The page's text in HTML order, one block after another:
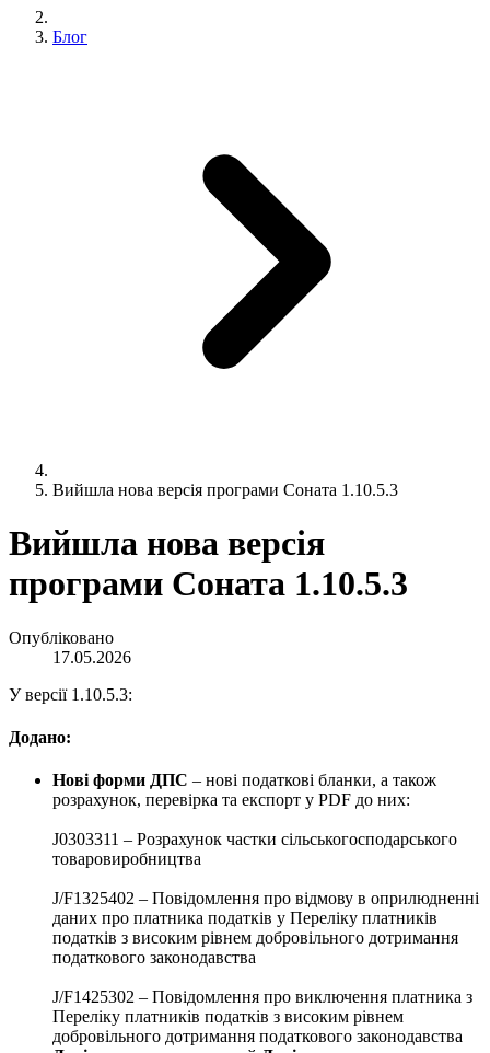
Блог
Вийшла нова версія програми Соната 1.10.5.3
Вийшла нова версія
програми Соната 1.10.5.3
Опубліковано
17.05.2026
У версії 1.10.5.3:
Додано:
Нові форми ДПС – нові податкові бланки, а також
розрахунок, перевірка та експорт у PDF до них:
J0303311 – Розрахунок частки сільськогосподарського
товаровиробництва
J/F1325402 – Повідомлення про відмову в оприлюдненні
даних про платника податків у Переліку платників
податків з високим рівнем добровільного дотримання
податкового законодавства
J/F1425302 – Повідомлення про виключення платника з
Переліку платників податків з високим рівнем
добровільного дотримання податкового законодавства